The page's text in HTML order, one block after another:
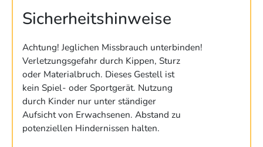
Sicherheitshinweise
Achtung! Jeglichen Missbrauch unterbinden!
Verletzungsgefahr durch Kippen, Sturz
oder Materialbruch. Dieses Gestell ist
kein Spiel- oder Sportgerät. Nutzung
durch Kinder nur unter ständiger
Aufsicht von Erwachsenen. Abstand zu
potenziellen Hindernissen halten.